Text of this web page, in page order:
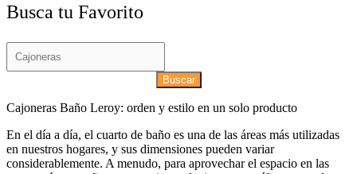
Busca tu Favorito
Buscar
Cajoneras Baño Leroy: orden y estilo en un solo producto
En el día a día, el cuarto de baño es una de las áreas más utilizadas
en nuestros hogares, y sus dimensiones pueden variar
considerablemente. A menudo, para aprovechar el espacio en las